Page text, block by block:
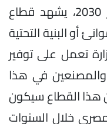
موضحا انه في إطار رؤية مصر 2030، يشهد قطاع
أو البنية التحتية
تعمل على توفير
والمصنعين في هذا
هذا القطاع سيكون
خلال السنوات